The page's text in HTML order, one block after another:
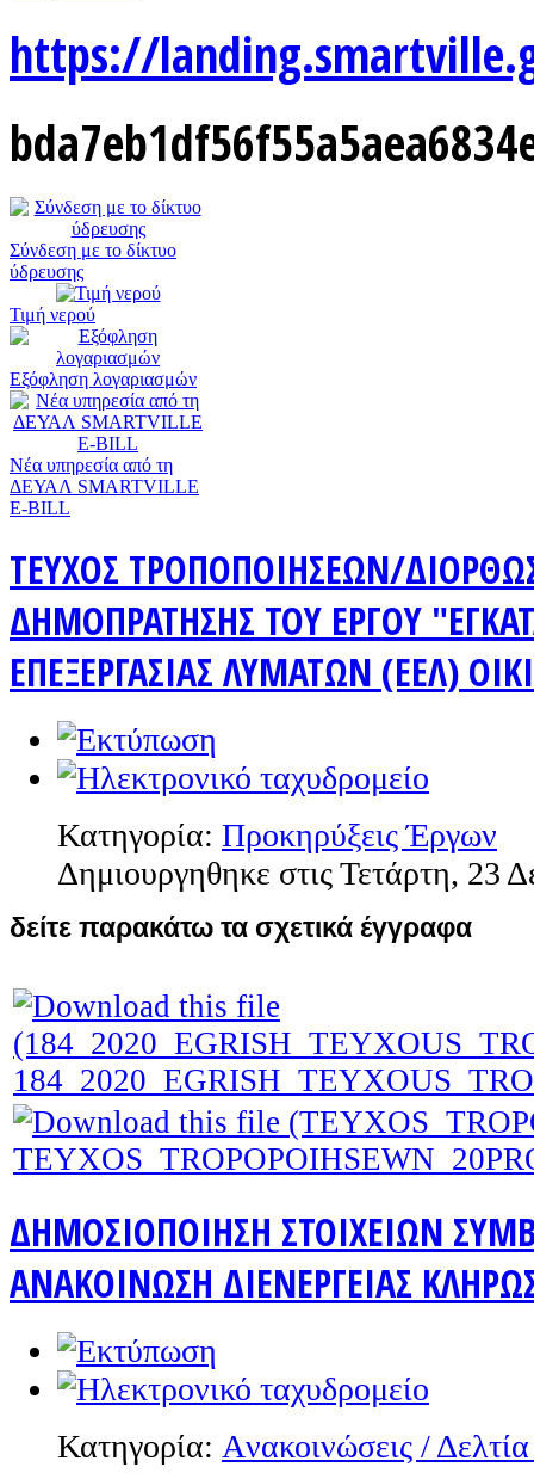
https://
Σύνδεση με το δίκτυο
ύδρευσης
Τιμή νερού
Εξόφληση λογαριασμών
Nέα υπηρεσία από τη
ΔΕΥΑΛ SMARTVILLE
E-BILL
ΤΕΥΧΟΣ ΤΡΟΠΟΠΟΙΗΣΕΩΝ/
ΔΗΜΟΠΡΑΤΗΣΗΣ ΤΟΥ ΕΡΓΟΥ
ΕΠΕΞΕΡΓΑΣΙΑΣ ΛΥΜΑΤΩΝ (ΕΕΛ)
Κατηγορία: Προκηρύξεις Έργων
Δημιουργηθηκε στις Τετάρτη, 23
δείτε παρακάτω τα σχετικά έγγραφα
ΔΗΜΟΣΙΟΠΟΙΗΣΗ ΣΤΟΙΧΕΙΩΝ
ΑΝΑΚΟΙΝΩΣΗ ΔΙΕΝΕΡΓΕΙΑΣ
Κατηγορία: Aνακοινώσεις /